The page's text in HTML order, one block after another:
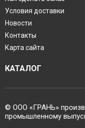
Условия доставки
Новости
Контакты
Карта сайта
КАТАЛОГ
© ООО «ГРАНЬ»
промышленному